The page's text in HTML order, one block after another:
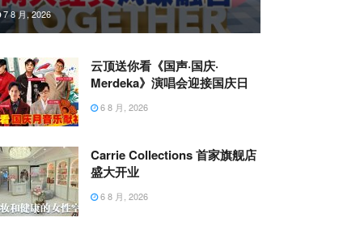
7 8 月, 2026
云顶送你看《国声·国庆·
Merdeka》演唱会迎接国庆日
6 8 月, 2026
Carrie Collections 首家旗舰店
盛大开业
6 8 月, 2026